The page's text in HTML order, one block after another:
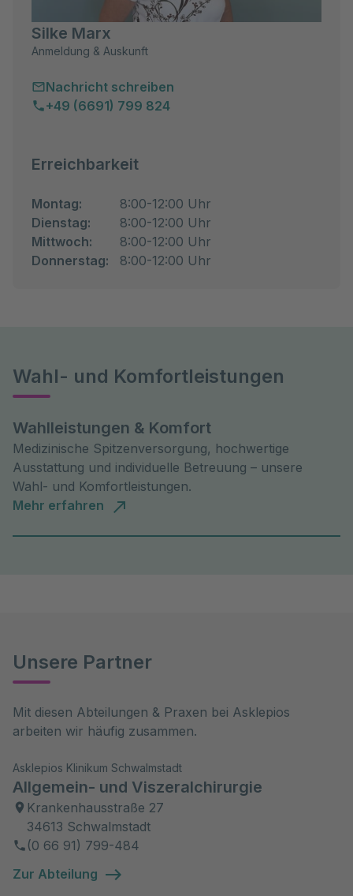
Silke Marx
Anmeldung & Auskunft
Nachricht schreiben
+49 (6691) 799 824
Erreichbarkeit
Montag:
8:00-12:00 Uhr
Dienstag:
8:00-12:00 Uhr
Mittwoch:
8:00-12:00 Uhr
Donnerstag:
8:00-12:00 Uhr
Wahl- und Komfortleistungen
Wahlleistungen & Komfort
Medizinische Spitzenversorgung, hochwertige
Ausstattung und individuelle Betreuung – unsere
Wahl- und Komfortleistungen.
Mehr erfahren
Unsere Partner
Mit diesen Abteilungen & Praxen bei Asklepios
arbeiten wir häufig zusammen.
Asklepios Klinikum Schwalmstadt
Allgemein- und Viszeralchirurgie
Krankenhausstraße 27
34613 Schwalmstadt
(0 66 91) 799-484
Zur Abteilung